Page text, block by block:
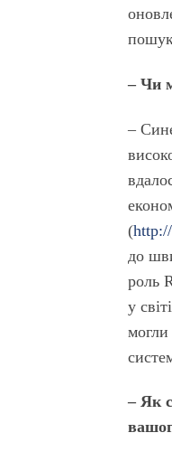
– Чи
–
(
до
роль
у
могли
– Як